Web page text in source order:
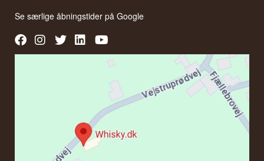
Se særlige åbningstider påGoogle